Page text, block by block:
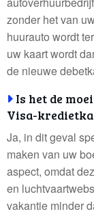
zonder het van
huurauto wordt
uw kaart wordt
de nieuwe
Is het de
Visa-
Ja, in dit geval
maken van uw
aspect, omdat
en
vakantie minder